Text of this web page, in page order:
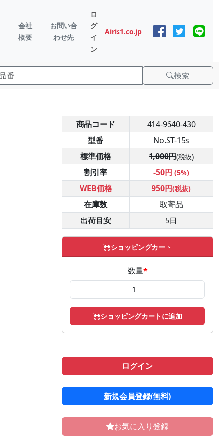
会社
概要
お問い合
わせ先
ロ
グ
イ
ン
Airis1.co.jp
検索
商品コード
414-9640-430
型番
No.ST-15s
標準価格
1,000円(税抜)
割引率 -50円 (5%)
WEB価格 950円(税抜)
在庫数
取寄品
出荷目安
5日
ショッピングカート
数量*
ショッピングカートに追加
ログイン
新規会員登録(無料)
お気に入り登録